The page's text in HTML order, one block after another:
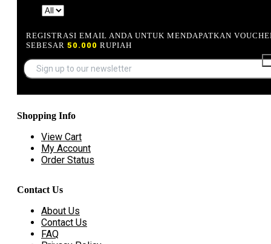
REGISTRASI EMAIL ANDA UNTUK MENDAPATKAN
SEBESAR 50.000 RUPIAH
Shopping Info
View Cart
My Account
Order Status
Contact Us
About Us
Contact Us
FAQ